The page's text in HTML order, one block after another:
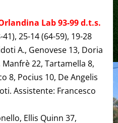
Lab 93-99 d.t.s.
41), 25-14 (64-59), 19-28
A., Genovese 13, Doria
Manfrè 22, Tartamella 8,
8, Pocius 10, De Angelis
Assistente: Francesco
Ellis Quinn 37,